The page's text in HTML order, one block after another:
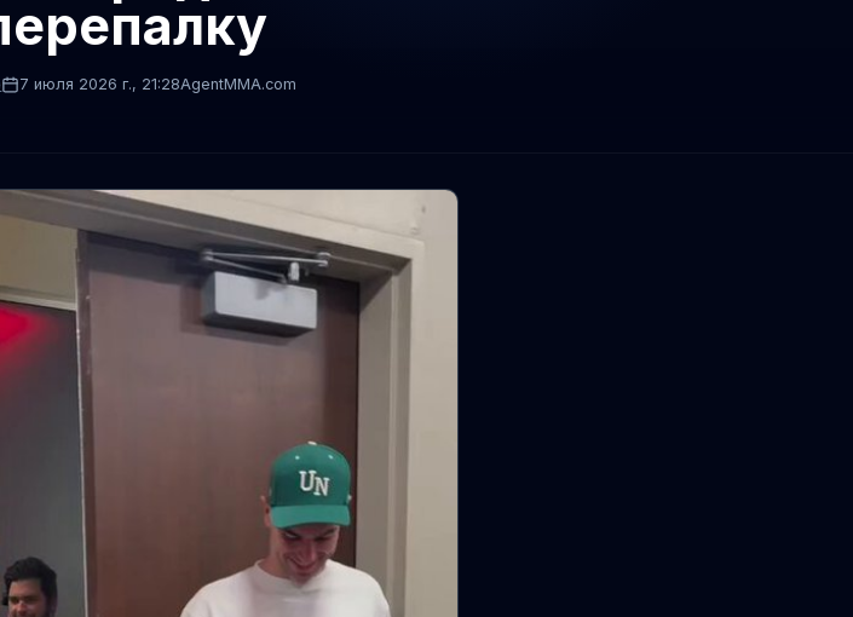
7 июля 2026 г., 21:28AgentMMA.com